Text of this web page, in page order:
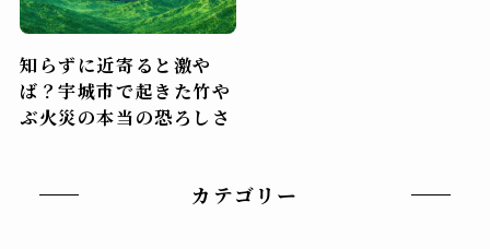
知らずに近寄ると激や
ば？宇城市で起きた竹や
ぶ火災の本当の恐ろしさ
カテゴリー